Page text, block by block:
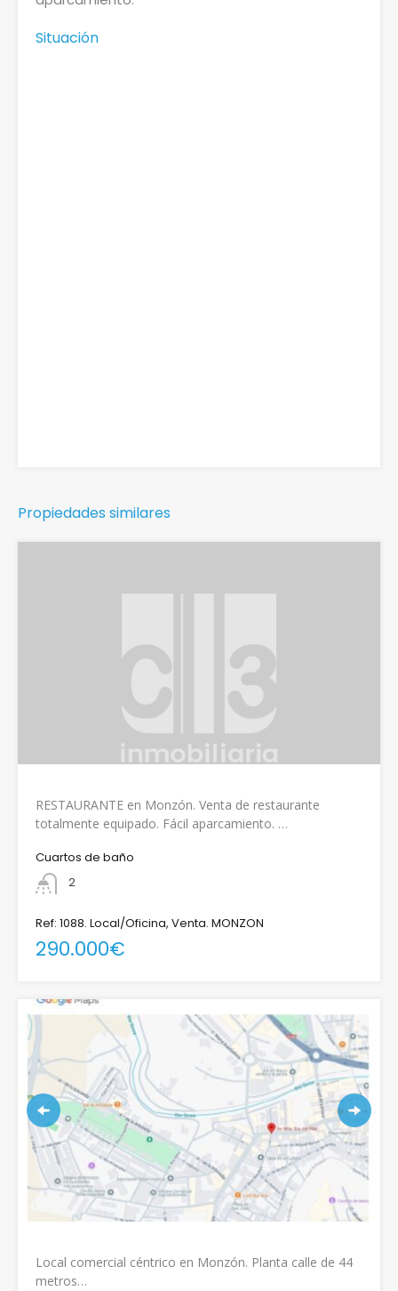
Situación
Propiedades similares
RESTAURANTE en Monzón. Venta de restaurante
totalmente equipado. Fácil aparcamiento. …
Cuartos de baño
2
Ref: 1088. Local/Oficina, Venta. MONZON
290.000€
Local comercial céntrico en Monzón. Planta calle de 44
metros…